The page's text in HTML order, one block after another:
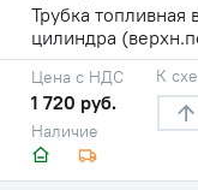
Трубка топливная
цилиндра
Наличие
Цена с НДС
1 720 руб.
К